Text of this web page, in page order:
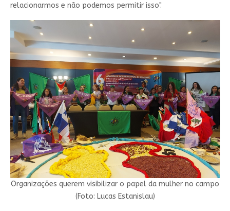
relacionarmos e não podemos permitir isso".
Organizações querem visibilizar o papel da mulher no campo
(Foto: Lucas Estanislau)